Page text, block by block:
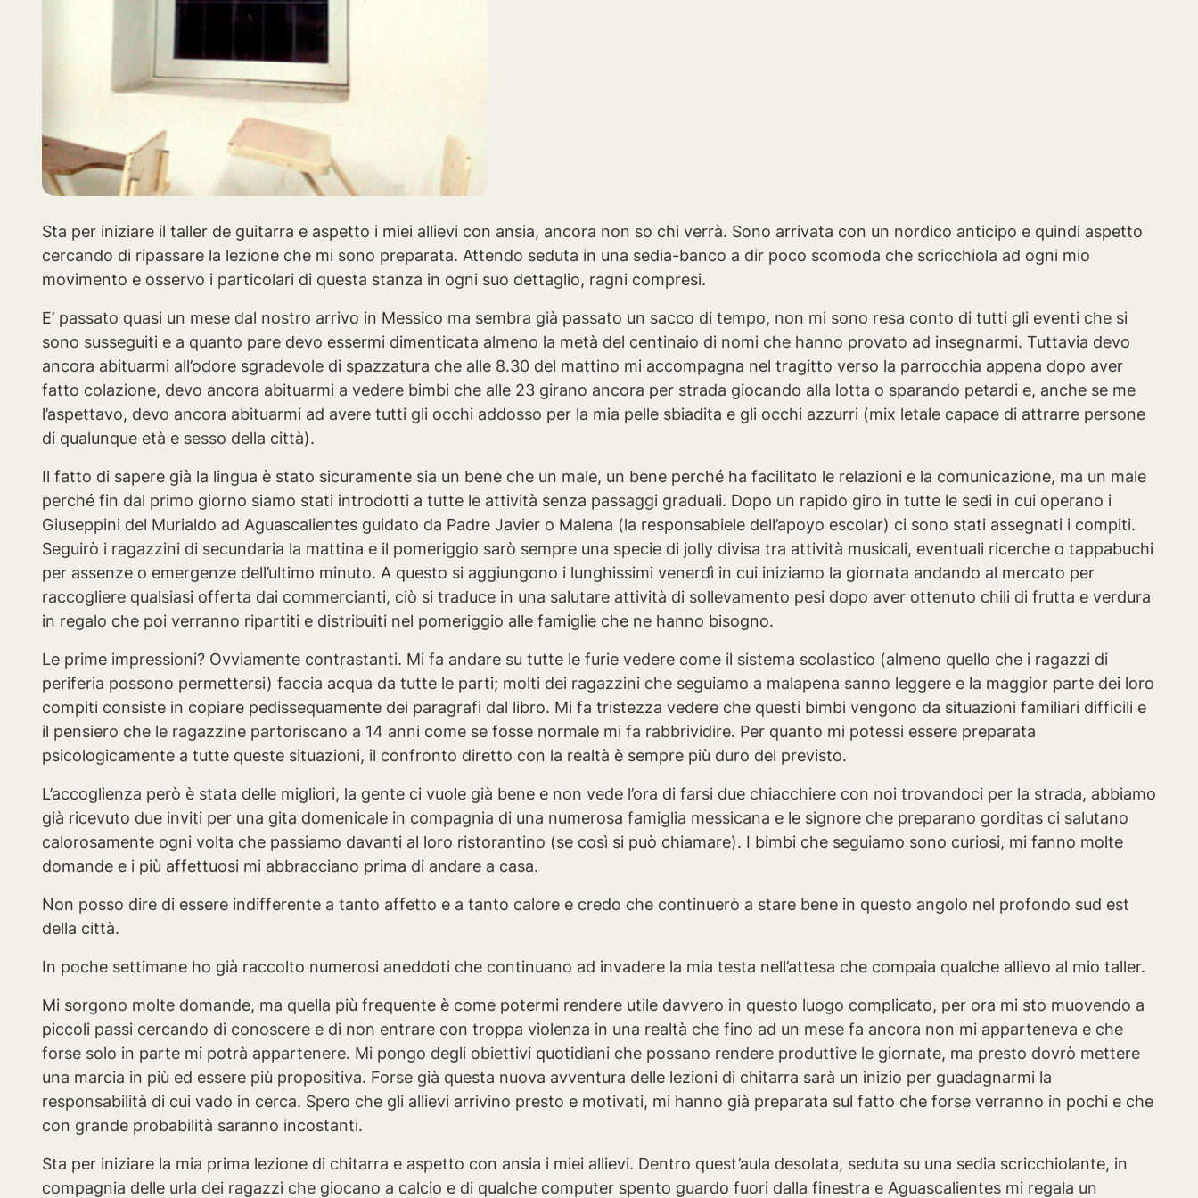
Sta per iniziare il taller de guitarra e aspetto i miei allievi con ansia, ancora non so chi verrà. Sono arrivata con un nordico anticipo e quindi aspetto
cercando di ripassare la lezione che mi sono preparata. Attendo seduta in una sedia-banco a dir poco scomoda che scricchiola ad ogni mio
movimento e osservo i particolari di questa stanza in ogni suo dettaglio, ragni compresi.
E’ passato quasi un mese dal nostro arrivo in Messico ma sembra già passato un sacco di tempo, non mi sono resa conto di tutti gli eventi che si
sono susseguiti e a quanto pare devo essermi dimenticata almeno la metà del centinaio di nomi che hanno provato ad insegnarmi. Tuttavia devo
ancora abituarmi all’odore sgradevole di spazzatura che alle 8.30 del mattino mi accompagna nel tragitto verso la parrocchia appena dopo aver
fatto colazione, devo ancora abituarmi a vedere bimbi che alle 23 girano ancora per strada giocando alla lotta o sparando petardi e, anche se me
l’aspettavo, devo ancora abituarmi ad avere tutti gli occhi addosso per la mia pelle sbiadita e gli occhi azzurri (mix letale capace di attrarre persone
di qualunque età e sesso della città).
Il fatto di sapere già la lingua è stato sicuramente sia un bene che un male, un bene perché ha facilitato le relazioni e la comunicazione, ma un male
perché fin dal primo giorno siamo stati introdotti a tutte le attività senza passaggi graduali. Dopo un rapido giro in tutte le sedi in cui operano i
Giuseppini del Murialdo ad Aguascalientes guidato da Padre Javier o Malena (la responsabiele dell’apoyo escolar) ci sono stati assegnati i compiti.
Seguirò i ragazzini di secundaria la mattina e il pomeriggio sarò sempre una specie di jolly divisa tra attività musicali, eventuali ricerche o tappabuchi
per assenze o emergenze dell’ultimo minuto. A questo si aggiungono i lunghissimi venerdì in cui iniziamo la giornata andando al mercato per
raccogliere qualsiasi offerta dai commercianti, ciò si traduce in una salutare attività di sollevamento pesi dopo aver ottenuto chili di frutta e verdura
in regalo che poi verranno ripartiti e distribuiti nel pomeriggio alle famiglie che ne hanno bisogno.
Le prime impressioni? Ovviamente contrastanti. Mi fa andare su tutte le furie vedere come il sistema scolastico (almeno quello che i ragazzi di
periferia possono permettersi) faccia acqua da tutte le parti; molti dei ragazzini che seguiamo a malapena sanno leggere e la maggior parte dei loro
compiti consiste in copiare pedissequamente dei paragrafi dal libro. Mi fa tristezza vedere che questi bimbi vengono da situazioni familiari difficili e
il pensiero che le ragazzine partoriscano a 14 anni come se fosse normale mi fa rabbrividire. Per quanto mi potessi essere preparata
psicologicamente a tutte queste situazioni, il confronto diretto con la realtà è sempre più duro del previsto.
L’accoglienza però è stata delle migliori, la gente ci vuole già bene e non vede l’ora di farsi due chiacchiere con noi trovandoci per la strada, abbiamo
già ricevuto due inviti per una gita domenicale in compagnia di una numerosa famiglia messicana e le signore che preparano gorditas ci salutano
calorosamente ogni volta che passiamo davanti al loro ristorantino (se così si può chiamare). I bimbi che seguiamo sono curiosi, mi fanno molte
domande e i più affettuosi mi abbracciano prima di andare a casa.
Non posso dire di essere indifferente a tanto affetto e a tanto calore e credo che continuerò a stare bene in questo angolo nel profondo sud est
della città.
In poche settimane ho già raccolto numerosi aneddoti che continuano ad invadere la mia testa nell’attesa che compaia qualche allievo al mio taller.
Mi sorgono molte domande, ma quella più frequente è come potermi rendere utile davvero in questo luogo complicato, per ora mi sto muovendo a
piccoli passi cercando di conoscere e di non entrare con troppa violenza in una realtà che fino ad un mese fa ancora non mi apparteneva e che
forse solo in parte mi potrà appartenere. Mi pongo degli obiettivi quotidiani che possano rendere produttive le giornate, ma presto dovrò mettere
una marcia in più ed essere più propositiva. Forse già questa nuova avventura delle lezioni di chitarra sarà un inizio per guadagnarmi la
responsabilità di cui vado in cerca. Spero che gli allievi arrivino presto e motivati, mi hanno già preparata sul fatto che forse verranno in pochi e che
con grande probabilità saranno incostanti.
Sta per iniziare la mia prima lezione di chitarra e aspetto con ansia i miei allievi. Dentro quest’aula desolata, seduta su una sedia scricchiolante, in
compagnia delle urla dei ragazzi che giocano a calcio e di qualche computer spento guardo fuori dalla finestra e Aguascalientes mi regala un